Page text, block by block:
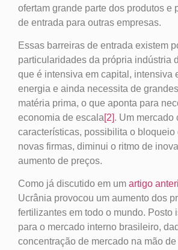
ofertam grande parte dos produtos e
de entrada para outras empresas.
Essas barreiras de entrada existem
particularidades da própria indústria
que é intensiva em capital, intensiva
energia e ainda necessita de
matéria prima, o que aponta para
economia de escala[2]. Um mercado
características, possibilita o bloqueio
novas firmas, diminui o ritmo de
aumento de preços.
Como já discutido em um artigo
Ucrânia provocou um aumento dos
fertilizantes em todo o mundo. Posto
para o mercado interno brasileiro,
concentração de mercado na mão